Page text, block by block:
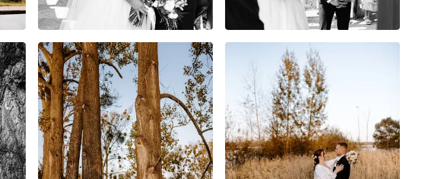
11 0 0 10 0